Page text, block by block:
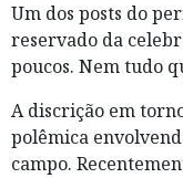
Um dos posts do
reservado da
poucos. Nem tudo
A discrição em
polêmica
campo.